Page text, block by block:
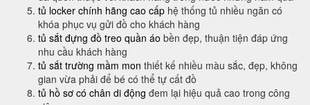
tủ locker chính hãng cao cấp hệ thống tủ nhiều ngăn có
khóa phục vụ gửi đồ cho khách hàng
tủ sắt đựng đồ treo quần áo bền đẹp, thuận tiện đáp ứng
nhu cầu khách hàng
tủ sắt trường mầm mon thiết kế nhiều màu sắc, đẹp, không
gian vừa phải để bé có thể tự cất đồ
tủ hồ sơ có chân di động đem lại hiệu quả cao trong công